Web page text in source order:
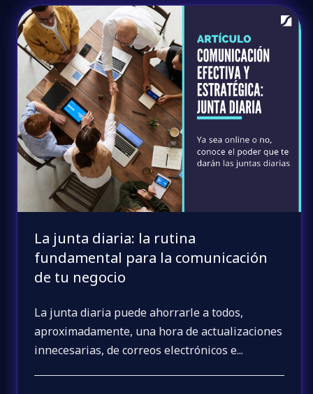
La junta diaria: la rutina
fundamental para la comunicación
de tu negocio
La junta diaria puede ahorrarle a todos,
aproximadamente, una hora de actualizaciones
innecesarias, de correos electrónicos e...